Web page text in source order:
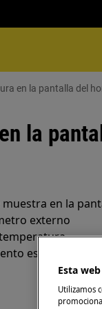
en la pantalla del
la
en la
externo
es demasiado
Esta
Utilizamos